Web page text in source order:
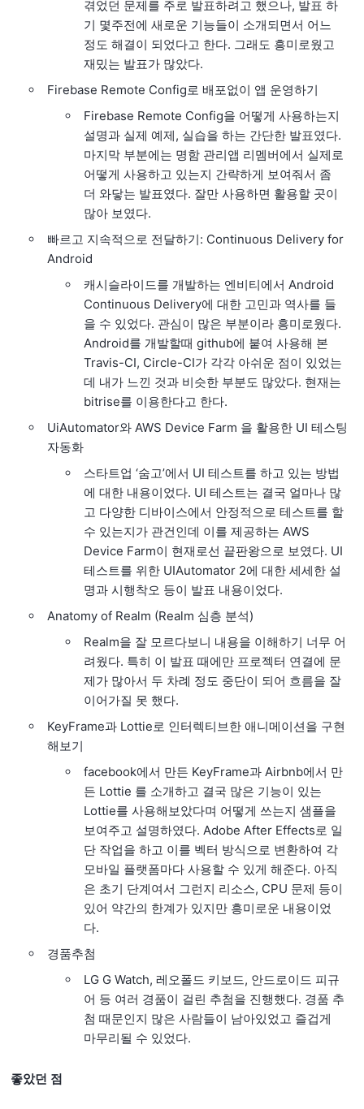
겪었던 문제를 주로 발표하려고 했으나, 발표 하
기 몇주전에 새로운 기능들이 소개되면서 어느
정도 해결이 되었다고 한다. 그래도 흥미로웠고
재밌는 발표가 많았다.
Firebase Remote Config로 배포없이 앱 운영하기
Firebase Remote Config을 어떻게 사용하는지
설명과 실제 예제, 실습을 하는 간단한 발표였다.
마지막 부분에는 명함 관리앱 리멤버에서 실제로
어떻게 사용하고 있는지 간략하게 보여줘서 좀
더 와닿는 발표였다. 잘만 사용하면 활용할 곳이
많아 보였다.
빠르고 지속적으로 전달하기: Continuous Delivery for
Android
캐시슬라이드를 개발하는 엔비티에서 Android
Continuous Delivery에 대한 고민과 역사를 들
을 수 있었다. 관심이 많은 부분이라 흥미로웠다.
Android를 개발할때 github에 붙여 사용해 본
Travis-CI, Circle-CI가 각각 아쉬운 점이 있었는
데 내가 느낀 것과 비슷한 부분도 많았다. 현재는
bitrise를 이용한다고 한다.
UiAutomator와 AWS Device Farm 을 활용한 UI 테스팅
자동화
스타트업 ‘숨고’에서 UI 테스트를 하고 있는 방법
에 대한 내용이었다. UI 테스트는 결국 얼마나 많
고 다양한 디바이스에서 안정적으로 테스트를 할
수 있는지가 관건인데 이를 제공하는 AWS
Device Farm이 현재로선 끝판왕으로 보였다. UI
테스트를 위한 UIAutomator 2에 대한 세세한 설
명과 시행착오 등이 발표 내용이었다.
Anatomy of Realm (Realm 심층 분석)
Realm을 잘 모르다보니 내용을 이해하기 너무 어
려웠다. 특히 이 발표 때에만 프로젝터 연결에 문
제가 많아서 두 차례 정도 중단이 되어 흐름을 잘
이어가질 못 했다.
KeyFrame과 Lottie로 인터렉티브한 애니메이션을 구현
해보기
facebook에서 만든 KeyFrame과 Airbnb에서 만
든 Lottie 를 소개하고 결국 많은 기능이 있는
Lottie를 사용해보았다며 어떻게 쓰는지 샘플을
보여주고 설명하였다. Adobe After Effects로 일
단 작업을 하고 이를 벡터 방식으로 변환하여 각
모바일 플랫폼마다 사용할 수 있게 해준다. 아직
은 초기 단계여서 그런지 리소스, CPU 문제 등이
있어 약간의 한계가 있지만 흥미로운 내용이었
다.
경품추첨
LG G Watch, 레오폴드 키보드, 안드로이드 피규
어 등 여러 경품이 걸린 추첨을 진행했다. 경품 추
첨 때문인지 많은 사람들이 남아있었고 즐겁게
마무리될 수 있었다.
좋았던 점